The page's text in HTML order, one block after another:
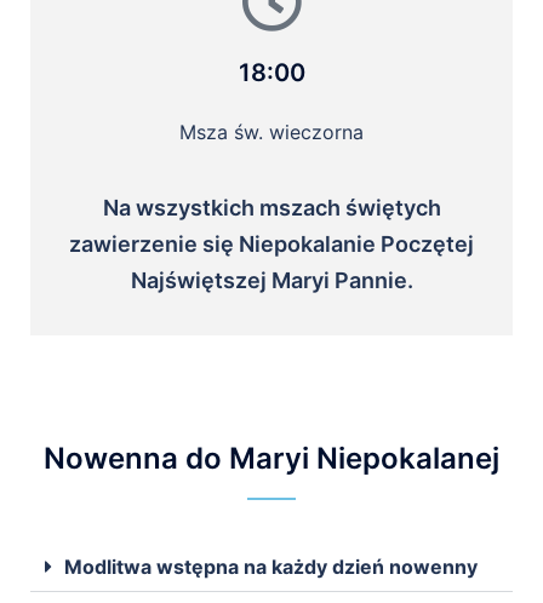
18:00
Msza św. wieczorna
Na wszystkich mszach świętych
zawierzenie się Niepokalanie Poczętej
Najświętszej Maryi Pannie.
Nowenna do Maryi Niepokalanej
Modlitwa wstępna na każdy dzień nowenny